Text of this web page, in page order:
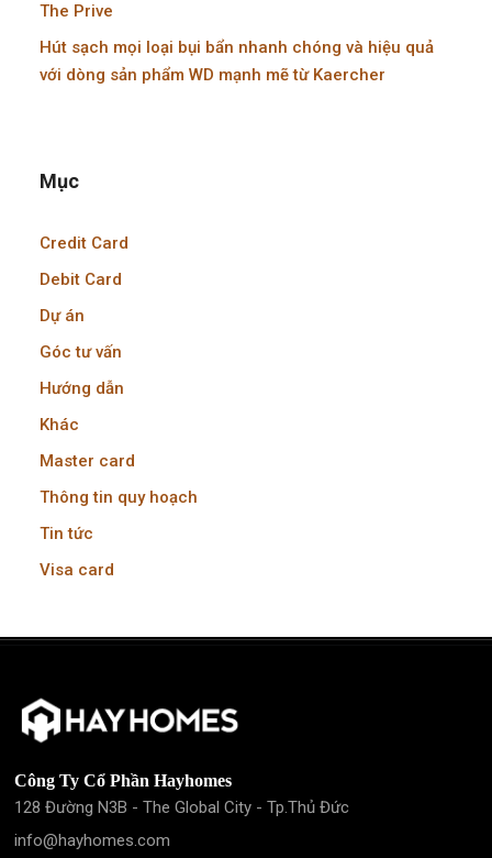
The Prive
Hút sạch mọi loại bụi bẩn nhanh chóng và hiệu quả
với dòng sản phẩm WD mạnh mẽ từ Kaercher
Mục
Credit Card
Debit Card
Dự án
Góc tư vấn
Hướng dẫn
Khác
Master card
Thông tin quy hoạch
Tin tức
Visa card
Công Ty Cổ Phần Hayhomes
128 Đường N3B - The Global City - Tp.Thủ Đức
info@hayhomes.com